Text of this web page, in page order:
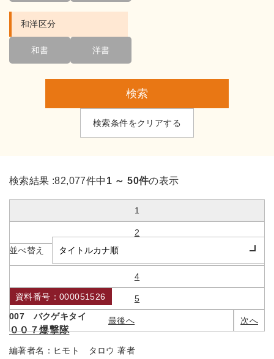
和洋区分
和書 洋書
検索
検索条件をクリアする
検索結果 :82,077件中 1 ～ 50件の表示
1 / 1642
1
2
4
5
次へ
最後へ
並べ替え
資料番号：000051526
007 バクゲキタイ
００７爆撃隊
編著者名： ヒモト タロウ 著者